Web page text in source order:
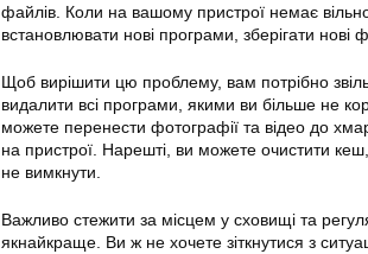
файлів. Коли на вашому пристрої немає
встановлювати нові програми, зберігати нові
Щоб вирішити цю проблему, вам потрібно
видалити всі програми, якими ви більше не
можете перенести фотографії та відео до
на пристрої. Нарешті, ви можете очистити
не вимкнути.
Важливо стежити за місцем у сховищі та
якнайкраще. Ви ж не хочете зіткнутися з